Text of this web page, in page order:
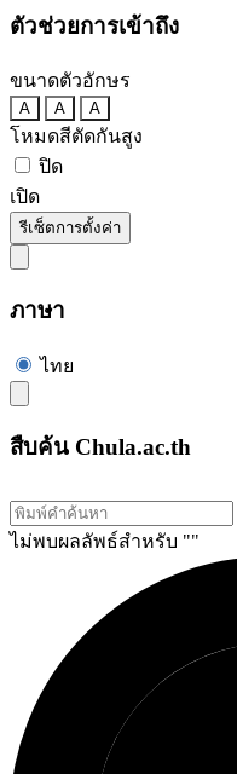
ตัวช่วยการเข้าถึง
ขนาดตัวอักษร
A A A
โหมดสีตัดกันสูง
ปิด
เปิด
รีเซ็ตการตั้งค่า
ภาษา
ไทย
สืบค้น Chula.ac.th
ไม่พบผลลัพธ์สำหรับ ""